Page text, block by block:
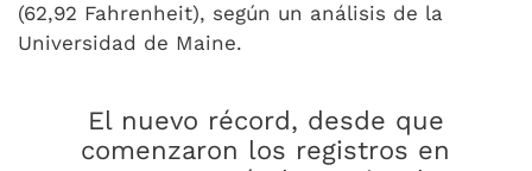
(62,92 Fahrenheit), según un análisis de la
Universidad de Maine.
El nuevo récord, desde que
comenzaron los registros en